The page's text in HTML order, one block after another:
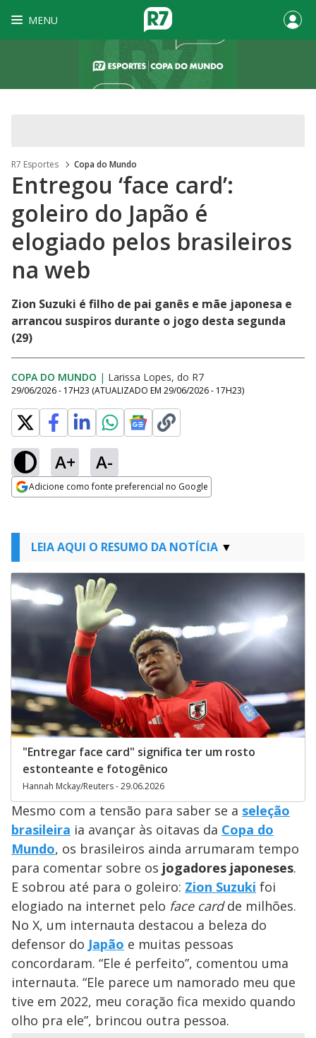
MENU
R7 Esportes Copa do Mundo
Entregou ‘face card’:
goleiro do Japão é
elogiado pelos brasileiros
na web
Zion Suzuki é filho de pai ganês e mãe japonesa e
arrancou suspiros durante o jogo desta segunda
(29)
COPA DO MUNDO | Larissa Lopes, do R7
29/06/2026 - 17H23 (ATUALIZADO EM 29/06/2026 - 17H23)
A+ A-
Adicione como fonte preferencial no Google
LEIA AQUI O RESUMO DA NOTÍCIA
"Entregar face card" significa ter um rosto
estonteante e fotogênico
Hannah Mckay/Reuters - 29.06.2026
Mesmo com a tensão para saber se a seleção
brasileira ia avançar às oitavas da Copa do
Mundo, os brasileiros ainda arrumaram tempo
para comentar sobre os jogadores japoneses.
E sobrou até para o goleiro: Zion Suzuki foi
elogiado na internet pelo face cardde milhões.
No X, um internauta destacou a beleza do
defensor do Japão e muitas pessoas
concordaram. “Ele é perfeito”, comentou uma
internauta. “Ele parece um namorado meu que
tive em 2022, meu coração fica mexido quando
olho pra ele”, brincou outra pessoa.